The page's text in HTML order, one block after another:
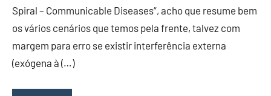
Spiral – Communicable Diseases“, acho que resume bem
os vários cenários que temos pela frente, talvez com
margem para erro se existir interferência externa
(exógena à (…)